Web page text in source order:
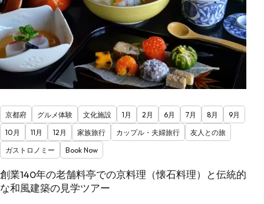
京都府 グルメ体験 文化施設 1月 2月 6月 7月 8月
9月
10月
11月 12月 家族旅行 カップル・夫婦旅行
友人との旅
ガストロノミー
Book Now
創業140年の老舗料亭での京料理（懐石料理）と伝統的
な和風建築の見学ツアー